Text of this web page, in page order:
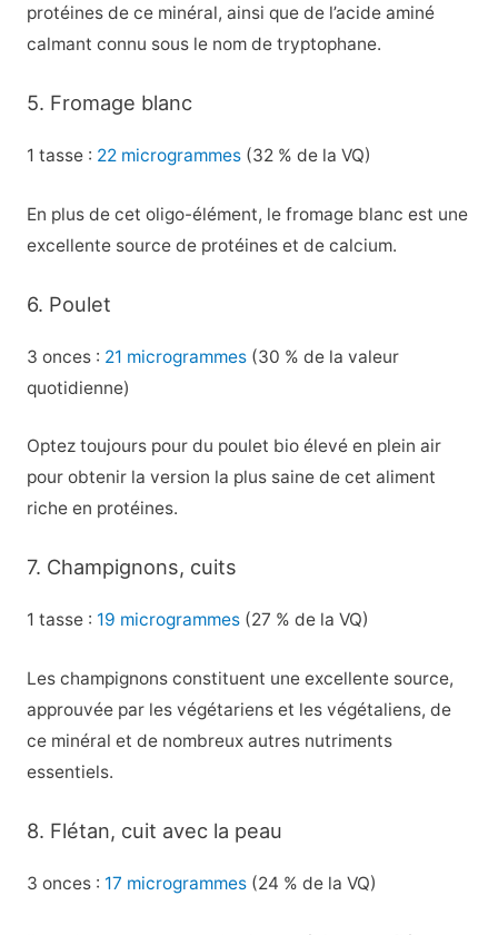
protéines de ce minéral, ainsi que de l’acide aminé
calmant connu sous le nom de tryptophane.
5. Fromage blanc
1 tasse : 22 microgrammes(32 % de la VQ)
En plus de cet oligo-élément, le fromage blanc est une
excellente source de protéines et de calcium.
6. Poulet
3 onces : 21 microgrammes(30 % de la valeur
quotidienne)
Optez toujours pour du poulet bio élevé en plein air
pour obtenir la version la plus saine de cet aliment
riche en protéines.
7. Champignons, cuits
1 tasse : 19 microgrammes(27 % de la VQ)
Les champignons constituent une excellente source,
approuvée par les végétariens et les végétaliens, de
ce minéral et de nombreux autres nutriments
essentiels.
8. Flétan, cuit avec la peau
3 onces : 17 microgrammes(24 % de la VQ)